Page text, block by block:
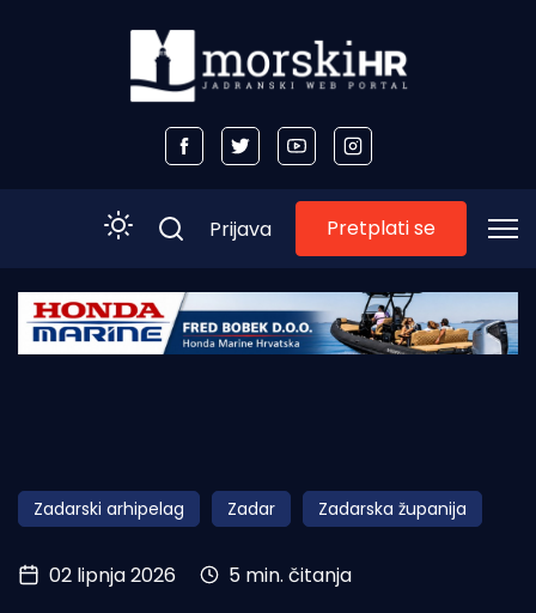
Početna
Obala
Otoci
Turizam i nautika
Prijava Pretplati se
Zadarski arhipelag Zadar Zadarska županija
02 lipnja 2026 5 min. čitanja